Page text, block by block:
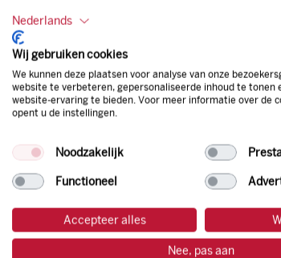
Nederlands
Wij gebruiken cookies
We kunnen deze plaatsen voor analyse van onze
website te verbeteren, gepersonaliseerde inhoud te tonen
website-ervaring te bieden. Voor meer informatie over de
opent u de instellingen.
Noodzakelijk
Functioneel
Accepteer alles
Nee, pas aan